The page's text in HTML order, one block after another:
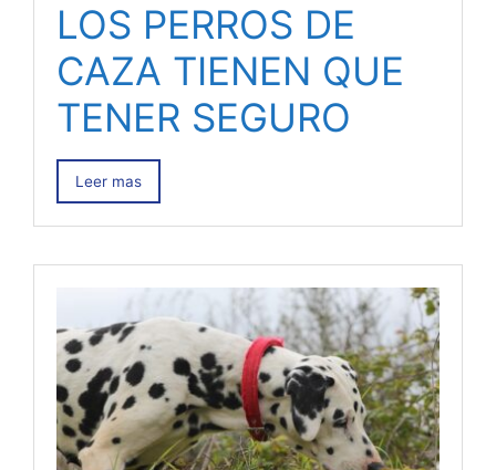
LOS PERROS DE
CAZA TIENEN QUE
TENER SEGURO
Leer mas